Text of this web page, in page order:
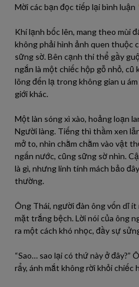
Mời các bạn đọc tiếp lại bình luận
Khí lạnh bốc lên, mang theo mùi
không phải hình ảnh quen thuộc
sững sờ. Bên cạnh thi thể gầy
ngắn là một chiếc hộp gỗ nhỏ, cũ
lõng đến lạ trong không gian u
giới khác.
Một làn sóng xì xào, hoảng loạn
Người làng. Tiếng thì thầm xen
mở to, nhìn chằm chằm vào vật
ngấn nước, cũng sững sờ nhìn.
là gì, nhưng linh tính mách bảo
thường.
Ông Thái, người đàn ông vốn dĩ ít
mặt trắng bệch. Lời nói của ông
ra một cách khó nhọc, đầy sự
“Sao… sao lại có thứ này ở đây?”
rẩy, ánh mắt không rời khỏi chiếc